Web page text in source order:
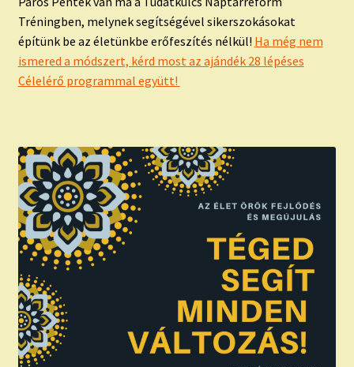
Tréningben, melynek segítségével sikerszokásokat
építünk be az életünkbe erőfeszítés nélkül! Ha még nem
ismered a módszert, kérd most az ajándék 28 lépéses
Célelérő programmal együtt!